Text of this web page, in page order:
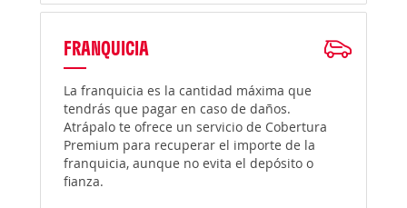
FRANQUICIA
La franquicia es la cantidad máxima que
tendrás que pagar en caso de daños.
Atrápalo te ofrece un servicio de Cobertura
Premium para recuperar el importe de la
franquicia, aunque no evita el depósito o
fianza.